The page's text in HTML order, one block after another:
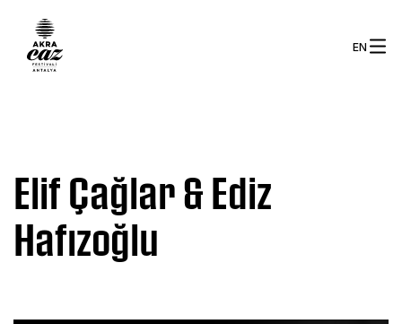
EN
Elif Çağlar & Ediz
Hafızoğlu